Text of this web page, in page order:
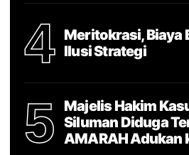
4
Meritokrasi, Biaya
Ilusi Strategi
5
Majelis Hakim
Siluman Diduga
AMARAH Adukan